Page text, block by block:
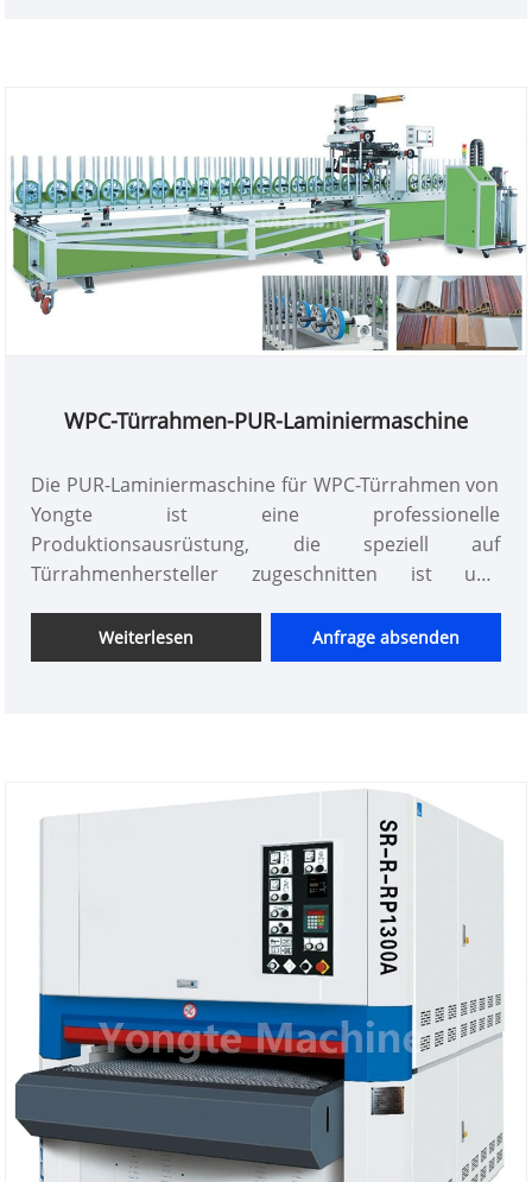
WPC-Türrahmen-PUR-Laminiermaschine
Die PUR-Laminiermaschine für WPC-Türrahmen von
Yongte ist eine professionelle
Produktionsausrüstung, die speziell auf
Türrahmenhersteller zugeschnitten ist und
(Polyurethan-Reaktiv) mit ausgereifter Erfahrung in
der WPC-Verarbeitung kombiniert. Es wurde speziell
Die Maschine nutzt die PUR-
Schmelzklebstofftechnologie, um eine
hervorragende Klebeleistung zu erzielen und
gleichzeitig zentrale Herausforderungen der
Branche wie schwache Haftung, instabile Ausgabe
und Umweltkonformität bei der
Oberflächenbehandlung zu bewältigen. Es
ermöglicht eine hocheffiziente, qualitativ
hochwertige und umweltfreundliche
Massenproduktion und ist damit die bevorzugte
Wahl für B-End-Unternehmen, die sich auf
Kostenkontrolle und Produktverbesserung
konzentrieren.
Weiterlesen Anfrage absenden